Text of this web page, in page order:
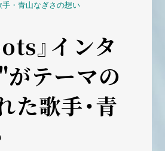
・青山なぎさの想い
』インタ
"がテーマの
た歌手・青